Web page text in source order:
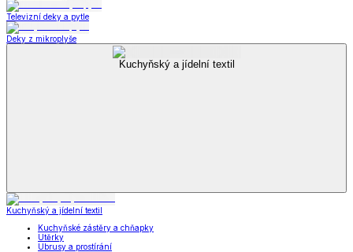
Televizní deky a pytle
Deky z mikroplyše
Kuchyňský a jídelní textil
Kuchyňský a jídelní textil
Kuchyňské zástěry a chňapky
Utěrky
Ubrusy a prostírání